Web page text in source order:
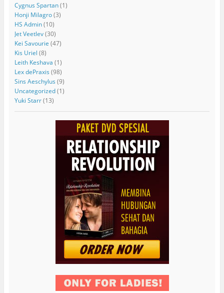
Cygnus Spartan(1)
Honji Milagro(3)
HS Admin(10)
Jet Veetlev(30)
Kei Savourie (47)
Kis Uriel (8)
Leith Keshava (1)
Lex dePraxis (98)
Sins Aeschylus (9)
Uncategorized(1)
Yuki Starr(13)